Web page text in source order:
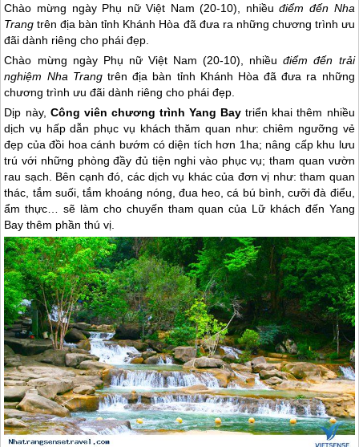
Chào mừng ngày Phụ nữ Việt Nam (20-10), nhiềuđiểm đến Nha
Trang trên địa bàn tỉnh Khánh Hòa đã đưa ra những chương trình ưu
đãi dành riêng cho phái đẹp.
Chào mừng ngày Phụ nữ Việt Nam (20-10), nhiềuđiểm đến trải
nghiệm Nha Trangtrên địa bàn tỉnh Khánh Hòa đã đưa ra những
chương trình ưu đãi dành riêng cho phái đẹp.
Dịp này, Công viên chương trình Yang Bay triển khai thêm nhiều
dịch vụ hấp dẫn phục vụ khách thăm quan như: chiêm ngưỡng vẻ
đẹp của đồi hoa cánh bướm có diện tích hơn 1ha; nâng cấp khu lưu
trú với những phòng đầy đủ tiện nghi vào phục vụ; tham quan vườn
rau sạch. Bên cạnh đó, các dịch vụ khác của đơn vị như: tham quan
thác, tắm suối, tắm khoáng nóng, đua heo, cá bú bình, cưỡi đà điểu,
ẩm thực… sẽ làm cho chuyến tham quan của Lữ khách đến Yang
Bay thêm phần thú vị.